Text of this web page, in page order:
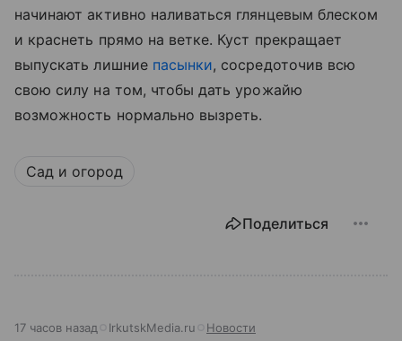
начинают активно наливаться глянцевым блеском
и краснеть прямо на ветке. Куст прекращает
выпускать лишние пасынки, сосредоточив всю
свою силу на том, чтобы дать урожайю
возможность нормально вызреть.
Сад и огород
Поделиться
17 часов назад IrkutskMedia.ru Новости